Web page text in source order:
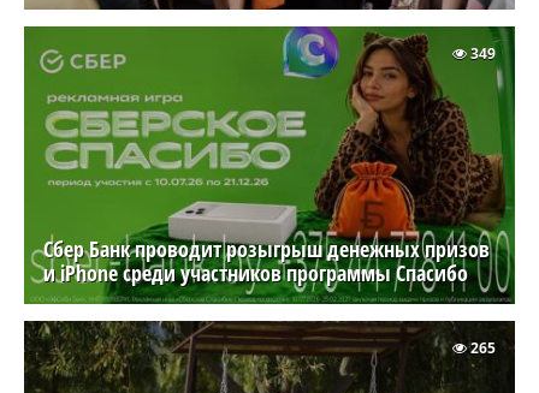
Сбер Банк проводит розыгрыш денежных призов
и iPhone среди участников программы Спасибо
349
265